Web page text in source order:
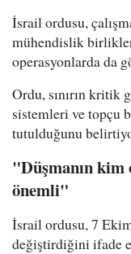
İsrail ordusu,
mühendislik
operasyonlarda da
Ordu, sınırın kritik
sistemleri ve topçu
tutulduğunu
"Düşmanın kim
önemli"
İsrail ordusu, 7
değiştirdiğini ifade